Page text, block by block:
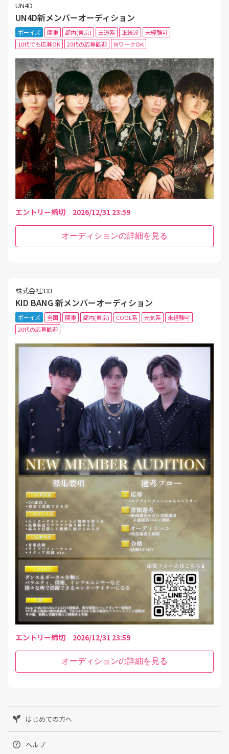
UN4D
UN4D新メンバーオーディション
ボーイズ 関東 都内(東京) 王道系 正統派
未経験可
10代でも応募OK
20代の応募歓迎 WワークOK
エントリー締切 2026/12/31 23:59
オーディションの詳細を見る
株式会社333
KID BANG 新メンバーオーディション
ボーイズ 全国 関東 都内(東京) COOL系 元気系
未経験可
20代の応募歓迎
エントリー締切 2026/12/31 23:59
オーディションの詳細を見る
はじめての方へ
ヘルプ